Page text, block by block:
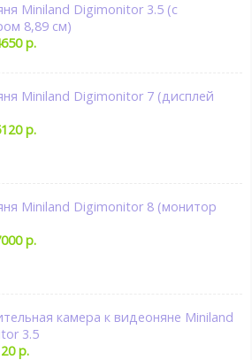
Miniland Digimonitor 3.5 (с
8,89 см)
р.
Miniland Digimonitor 7 (дисплей
р.
Miniland Digimonitor 8 (монитор
р.
камера к видеоняне Miniland
3.5
р.